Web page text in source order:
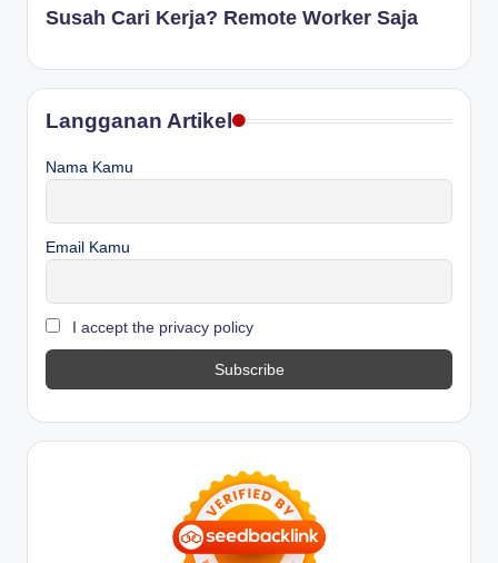
Susah Cari Kerja? Remote Worker Saja
Langganan Artikel
Nama Kamu
Email Kamu
I accept the privacy policy